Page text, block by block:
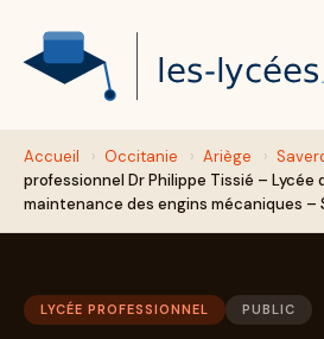
Accueil › Occitanie › Ariège ›
professionnel Dr Philippe Tissié – Lycée
maintenance des engins mécaniques –
LYCÉE PROFESSIONNEL PUBLIC